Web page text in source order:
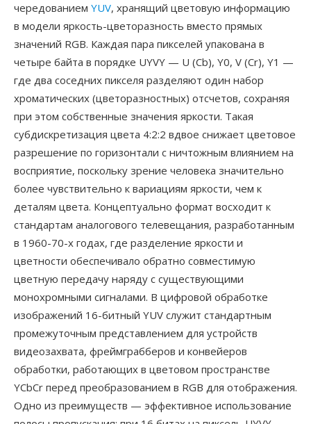
чередованием YUV, хранящий цветовую информацию
в модели яркость-цветоразность вместо прямых
значений RGB. Каждая пара пикселей упакована в
четыре байта в порядке UYVY — U (Cb), Y0, V (Cr), Y1 —
где два соседних пикселя разделяют один набор
хроматических (цветоразностных) отсчетов, сохраняя
при этом собственные значения яркости. Такая
субдискретизация цвета 4:2:2 вдвое снижает цветовое
разрешение по горизонтали с ничтожным влиянием на
восприятие, поскольку зрение человека значительно
более чувствительно к вариациям яркости, чем к
деталям цвета. Концептуально формат восходит к
стандартам аналогового телевещания, разработанным
в 1960-70-х годах, где разделение яркости и
цветности обеспечивало обратно совместимую
цветную передачу наряду с существующими
монохромными сигналами. В цифровой обработке
изображений 16-битный YUV служит стандартным
промежуточным представлением для устройств
видеозахвата, фреймграбберов и конвейеров
обработки, работающих в цветовом пространстве
YCbCr перед преобразованием в RGB для отображения.
Одно из преимуществ — эффективное использование